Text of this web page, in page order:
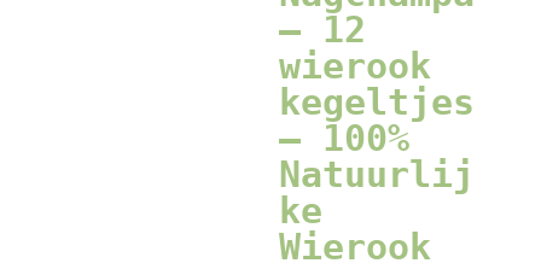
– 12
wierook
kegeltjes
– 100%
Natuurlij
ke
Wierook